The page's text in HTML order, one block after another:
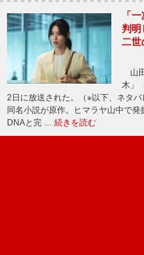
「
判明
二世
山
木」
2日に放送された。（※以下、ネタ
同名小説が原作。ヒマラヤ山中で
DNAと完 … 続きを読む